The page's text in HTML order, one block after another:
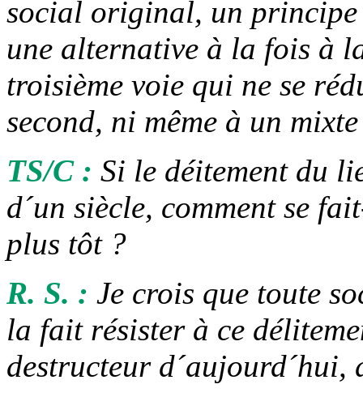
social original, un principe
une alternative à la fois à
troisième voie qui ne se
second, ni même à un
TS/C : Si le déitement du
d´un siècle, comment se
plus tôt ?
R. S. : Je crois que toute
la fait résister à ce
destructeur d´aujourd´hui,